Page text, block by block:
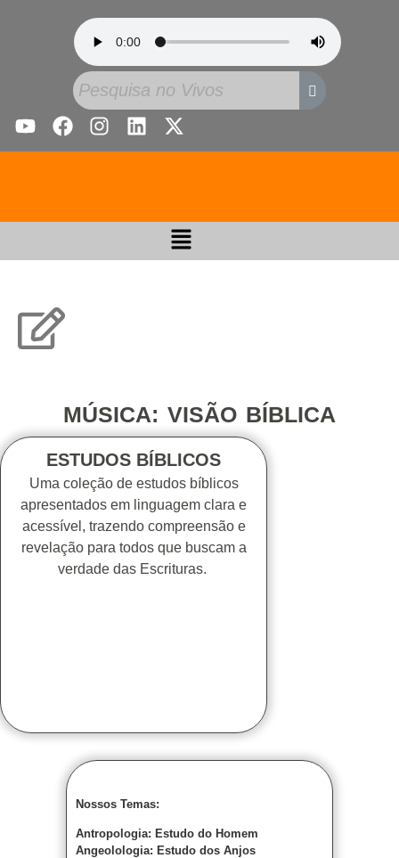
MÚSICA: VISÃO BÍBLICA
ESTUDOS BÍBLICOS
Uma coleção de estudos bíblicos
apresentados em linguagem clara e
acessível, trazendo compreensão e
revelação para todos que buscam a
verdade das Escrituras.
Nossos Temas:
Antropologia: Estudo do Homem
Angeolologia: Estudo dos Anjos